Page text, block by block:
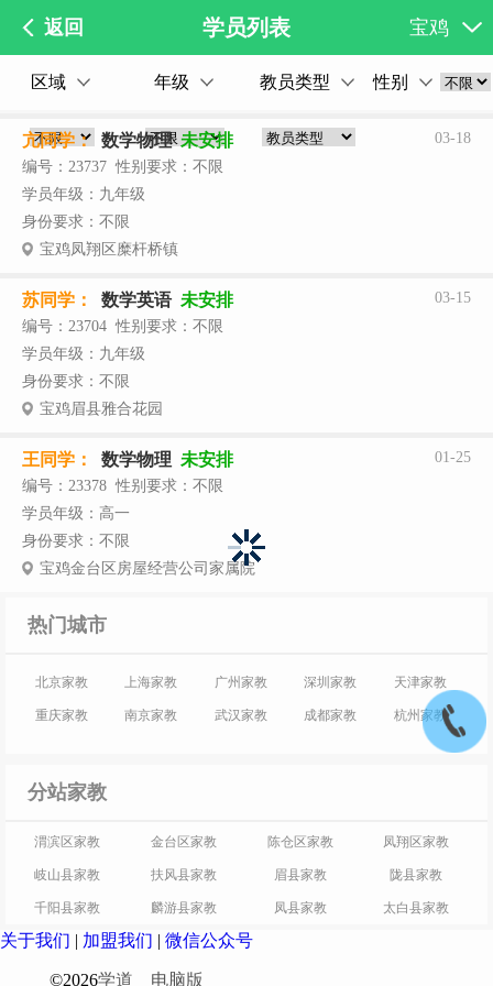
返回 学员列表 宝鸡
区域 年级 教员类型 性别
亢同学： 数学物理未安排
编号：23737 性别要求：不限
学员年级：九年级
身份要求：不限
宝鸡凤翔区糜杆桥镇
03-18
苏同学： 数学英语 未安排
编号：23704 性别要求：不限
学员年级：九年级
身份要求：不限
宝鸡眉县雅合花园
03-15
王同学： 数学物理 未安排
编号：23378 性别要求：不限
学员年级：高一
身份要求：不限
宝鸡金台区房屋经营公司家属院
01-25
热门城市
北京家教 上海家教 广州家教 深圳家教 天津家教
重庆家教 南京家教 武汉家教 成都家教 杭州家教
分站家教
渭滨区家教 金台区家教 陈仓区家教 凤翔区家教
岐山县家教 扶风县家教 眉县家教 陇县家教
千阳县家教 麟游县家教 凤县家教 太白县家教
关于我们 | 加盟我们 | 微信公众号
©2026学道 电脑版